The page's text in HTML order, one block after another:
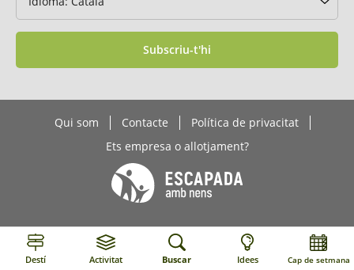
Subscriu-t'hi
Qui som Contacte
Política de privacitat
Ets empresa o allotjament?
Destí Activitat Buscar Idees Cap de setmana